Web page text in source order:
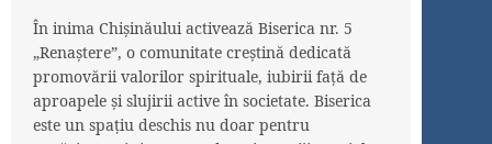
În inima Chișinăului activează Biserica nr. 5
„Renaștere”, o comunitate creștină dedicată
promovării valorilor spirituale, iubirii față de
aproapele și slujirii active în societate. Biserica
este un spațiu deschis nu doar pentru